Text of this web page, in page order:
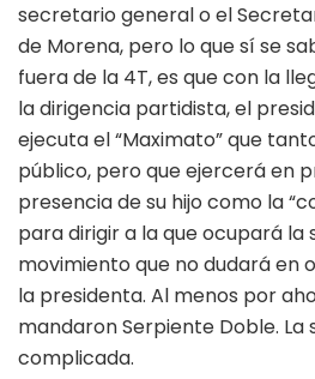
secretario general o el
de Morena, pero lo que sí se
fuera de la 4T, es que con la
la dirigencia partidista, el
ejecuta el “Maximato” que
público, pero que ejercerá en
presencia de su hijo como la
para dirigir a la que ocupará la
movimiento que no dudará en
la presidenta. Al menos por
mandaron Serpiente Doble. La
complicada.